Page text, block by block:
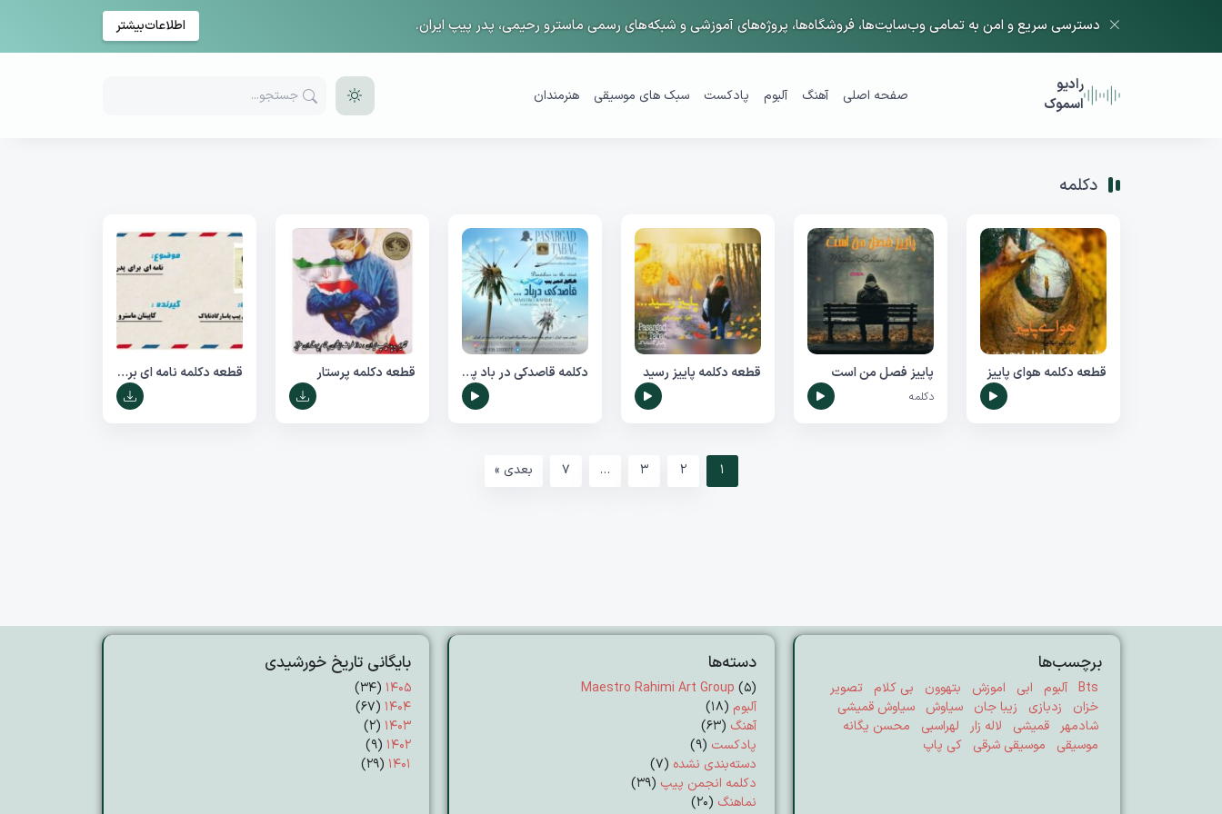
دسترسی سریع و امن به تمامی وب‌سایت‌ها، فروشگاه‌ها، پروژه‌های آموزشی و شبکه‌های رسمی ماسترو رحیمی، پدر پیپ ایران. اطلاعات‌بیشتر
رادیو
اسموک
صفحه اصلی آهنگ آلبوم پادکست سبک های موسیقی هنرمندان
دکلمه
قطعه دکلمه هوای پاییز پاییز فصل من است
دکلمه
قطعه دکلمه پاییز رسید دکلمه قاصدکی در باد پاییز قطعه دکلمه پرستار قطعه دکلمه نامه ای برای پدر پیپ ایران
1
2
3
…
7 بعدی »
برچسب‌ها
Bts آلبوم ابی اموزش بتهوون بی کلام
تصویر
خزان
زدبازی زیبا جان سیاوش
سیاوش قمیشی
شادمهر
قمیشی لاله زار لهراسبی
محسن یگانه
موسیقی
موسیقی شرقی کی پاپ
دسته‌ها
Maestro Rahimi Art Group (5)
آلبوم (18)
آهنگ (63)
پادکست (9)
دسته‌بندی نشده (7)
دکلمه انجمن پیپ (39)
نماهنگ (20)
بایگانی تاریخ خورشیدی
۱۴۰۵ (۳۴)
۱۴۰۴ (۶۷)
۱۴۰۳ (۲)
۱۴۰۲ (۹)
۱۴۰۱ (۲۹)